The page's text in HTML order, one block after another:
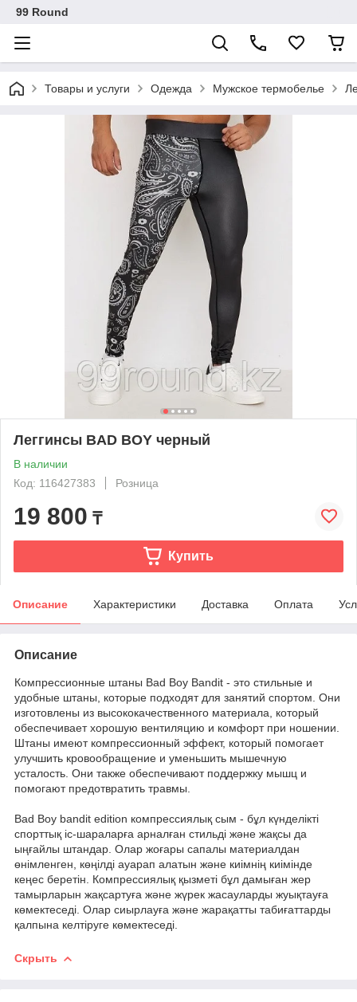
99 Round
Товары и услуги Одежда Мужское термобелье
Леггинсы BAD BOY черный
В наличии
Код: 116427383
Розница
19 800 ₸
Купить
Описание Характеристики Доставка Оплата
Описание
Компрессионные штаны Bad Boy Bandit - это стильные и
удобные штаны, которые подходят для занятий спортом. Они
изготовлены из высококачественного материала, который
обеспечивает хорошую вентиляцию и комфорт при ношении.
Штаны имеют компрессионный эффект, который помогает
улучшить кровообращение и уменьшить мышечную
усталость. Они также обеспечивают поддержку мышц и
помогают предотвратить травмы.
Bad Boy bandit edition компрессиялық сым - бұл күнделікті
спорттық іс-шараларға арналған стильді және жақсы да
ыңғайлы штандар. Олар жоғары сапалы материалдан
өнімленген, көңілді ауарап алатын және киімнің киімінде
кеңес беретін. Компрессиялық қызметі бұл дамыған жер
тамырларын жақсартуға және жүрек жасауларды жуықтауға
көмектеседі. Олар сиырлауға және жарақатты табиғаттарды
қалпына келтіруге көмектеседі.
Скрыть